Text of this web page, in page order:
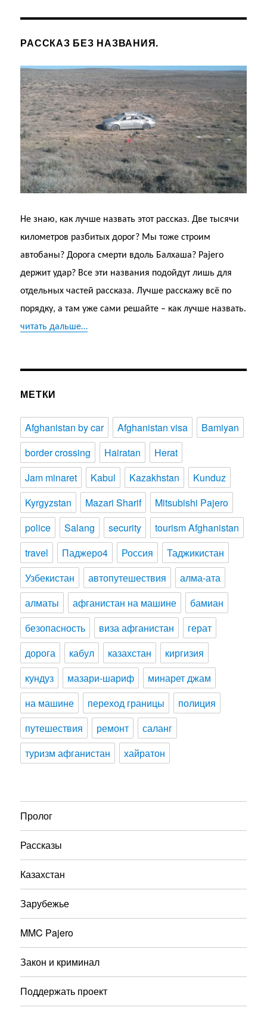
РАССКАЗ БЕЗ НАЗВАНИЯ.
Не знаю, как лучше назвать этот рассказ. Две тысячи
километров разбитых дорог? Мы тоже строим
автобаны? Дорога смерти вдоль Балхаша? Pajero
держит удар? Все эти названия подойдут лишь для
отдельных частей рассказа. Лучше расскажу всё по
порядку, а там уже сами решайте – как лучше назвать.
читать дальше…
МЕТКИ
Afghanistan by car Afghanistan visa
Bamiyan
border crossing
Hairatan
Herat
Jam minaret
Kabul Kazakhstan
Kunduz
Kyrgyzstan
Mazari Sharif
Mitsubishi Pajero
police
Salang security
tourism Afghanistan
travel
Паджеро4 Россия
Таджикистан
Узбекистан
автопутешествия
алма-ата
алматы
афганистан на машине
бамиан
безопасность
виза афганистан
герат
дорога
кабул казахстан
киргизия
кундуз
мазари-шариф
минарет джам
на машине
переход границы
полиция
путешествия
ремонт
саланг
туризм афганистан
хайратон
Пролог
Рассказы
Казахстан
Зарубежье
MMC Pajero
Закон и криминал
Поддержать проект